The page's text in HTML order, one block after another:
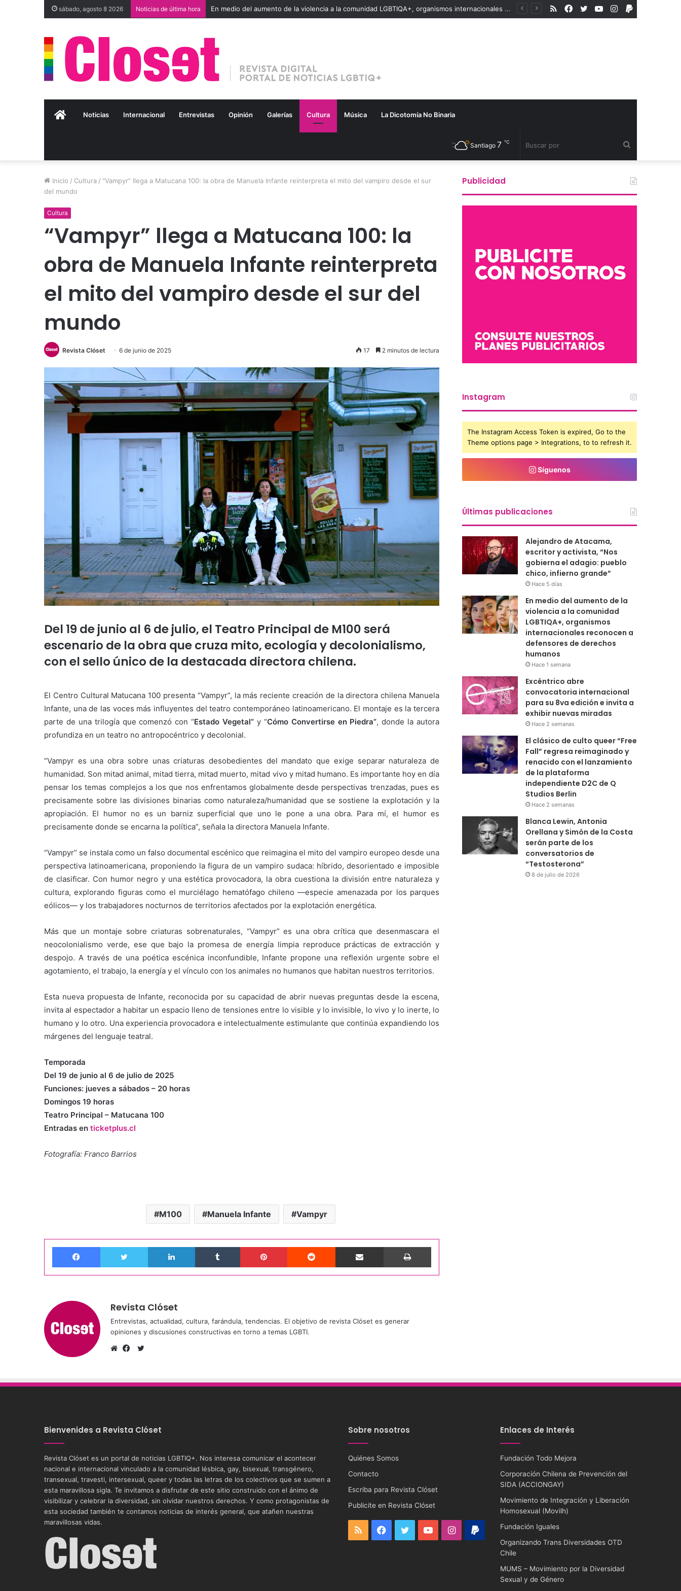
sábado, agosto 8 2026 Noticias de última hora En medio del aumento de la violencia a la comunidad LGBTIQA+, organismos internacionales reconocen a defensores de derechos humanos PayPal
Instagram
YouTube
Twitter
Facebook
RSS
Inicio Noticias Internacional Entrevistas Opinión Galerías Cultura Música La Dicotomía No Binaria
por
Santiago 7 ℃
Inicio / Cultura / “Vampyr” llega a Matucana 100: la obra de Manuela Infante reinterpreta el mito del vampiro desde el sur
del mundo
Cultura
“Vampyr” llega a Matucana 100: la
obra de Manuela Infante reinterpreta
el mito del vampiro desde el sur del
mundo
Revista Clóset 6 de junio de 2025 17 2 minutos de lectura
Del 19 de junio al 6 de julio, el Teatro Principal de M100 será
escenario de la obra que cruza mito, ecología y decolonialismo,
con el sello único de la destacada directora chilena.
El Centro Cultural Matucana 100 presenta “Vampyr”, la más reciente creación de la directora chilena Manuela
Infante, una de las voces más influyentes del teatro contemporáneo latinoamericano. El montaje es la tercera
parte de una trilogía que comenzó con “Estado Vegetal” y “Cómo Convertirse en Piedra”, donde la autora
profundiza en un teatro no antropocéntrico y decolonial.
“Vampyr es una obra sobre unas criaturas desobedientes del mandato que exige separar naturaleza de
humanidad. Son mitad animal, mitad tierra, mitad muerto, mitad vivo y mitad humano. Es importante hoy en día
pensar los temas complejos a los que nos enfrentamos globalmente desde perspectivas trenzadas, pues es
precisamente sobre las divisiones binarias como naturaleza/humanidad que se sostiene la explotación y la
apropiación. El humor no es un barniz superficial que uno le pone a una obra. Para mí, el humor es
precisamente donde se encarna la política”, señala la directora Manuela Infante.
“Vampyr” se instala como un falso documental escénico que reimagina el mito del vampiro europeo desde una
perspectiva latinoamericana, proponiendo la figura de un vampiro sudaca: híbrido, desorientado e imposible
de clasificar. Con humor negro y una estética provocadora, la obra cuestiona la división entre naturaleza y
cultura, explorando figuras como el murciélago hematófago chileno —especie amenazada por los parques
eólicos— y los trabajadores nocturnos de territorios afectados por la explotación energética.
Más que un montaje sobre criaturas sobrenaturales, “Vampyr” es una obra crítica que desenmascara el
neocolonialismo verde, ese que bajo la promesa de energía limpia reproduce prácticas de extracción y
despojo. A través de una poética escénica inconfundible, Infante propone una reflexión urgente sobre el
agotamiento, el trabajo, la energía y el vínculo con los animales no humanos que habitan nuestros territorios.
Esta nueva propuesta de Infante, reconocida por su capacidad de abrir nuevas preguntas desde la escena,
invita al espectador a habitar un espacio lleno de tensiones entre lo visible y lo invisible, lo vivo y lo inerte, lo
humano y lo otro. Una experiencia provocadora e intelectualmente estimulante que continúa expandiendo los
márgenes del lenguaje teatral.
Temporada
Del 19 de junio al 6 de julio de 2025
Funciones: jueves a sábados – 20 horas
Domingos 19 horas
Teatro Principal – Matucana 100
Entradas en ticketplus.cl
Fotografía: Franco Barrios
M100 Manuela Infante Vampyr
Facebook Twitter LinkedIn Tumblr Pinterest Reddit Compartir por correo electrónico Imprimir
Revista Clóset
Entrevistas, actualidad, cultura, farándula, tendencias. El objetivo de revista Clóset es generar
opiniones y discusiones constructivas en torno a temas LGBTI.
Publicidad
Instagram
The Instagram Access Token is expired, Go to the
Theme options page > Integrations, to to refresh it.
Síguenos
Últimas publicaciones
Alejandro de Atacama,
escritor y activista, “Nos
gobierna el adagio: pueblo
chico, infierno grande”
Hace 5 días
En medio del aumento de la
violencia a la comunidad
LGBTIQA+, organismos
internacionales reconocen a
defensores de derechos
humanos
Hace 1 semana
Excéntrico abre
convocatoria internacional
para su 8va edición e invita a
exhibir nuevas miradas
Hace 2 semanas
El clásico de culto queer “Free
Fall” regresa reimaginado y
renacido con el lanzamiento
de la plataforma
independiente D2C de Q
Studios Berlin
Hace 2 semanas
Blanca Lewin, Antonia
Orellana y Simón de la Costa
serán parte de los
conversatorios de
“Testosterona”
8 de julio de 2026
Bienvenides a Revista Clóset
Revista Clóset es un portal de noticias LGBTIQ+. Nos interesa comunicar el acontecer
nacional e internacional vinculado a la comunidad lésbica, gay, bisexual, transgénero,
transexual, travesti, intersexual, queer y todas las letras de los colectivos que se sumen a
esta maravillosa sigla. Te invitamos a disfrutar de este sitio construido con el ánimo de
visibilizar y celebrar la diversidad, sin olvidar nuestros derechos. Y como protagonistas de
esta sociedad también te contamos noticias de interés general, que atañen nuestras
maravillosas vidas.
Sobre nosotros
Quiénes Somos
Contacto
Escriba para Revista Clóset
Publicite en Revista Clóset
RSS Facebook
TwitterYouTubeInstagramPayPal
Enlaces de Interés
Fundación Todo Mejora
Corporación Chilena de Prevención del
SIDA (ACCIONGAY)
Movimiento de Integración y Liberación
Homosexual (Movilh)
Fundación Iguales
Organizando Trans Diversidades OTD
Chile
MUMS – Movimiento por la Diversidad
Sexual y de Género